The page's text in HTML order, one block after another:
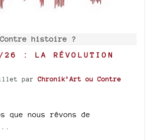
Contre histoire ?
: LA RÉVOLUTION
parChronik’Art ou Contre
que nous rêvons de